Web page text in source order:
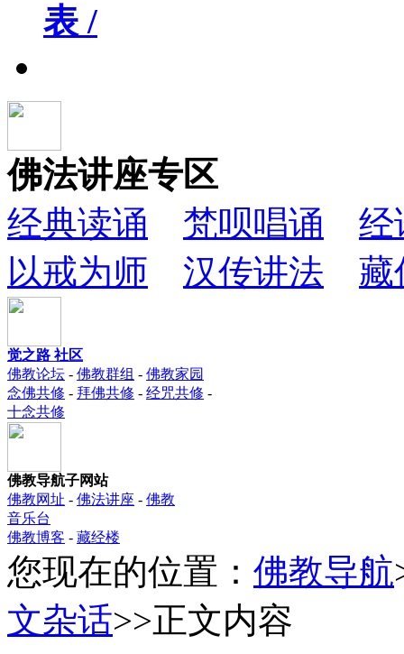
表 /
佛法讲座专区
经典读诵
梵呗唱诵
经
以戒为师
汉传讲法 藏
觉之路 社区
佛教论坛 - 佛教群组 - 佛教家园
念佛共修 - 拜佛共修 - 经咒共修 -
十念共修
佛教导航子网站
佛教网址 - 佛法讲座 - 佛教
音乐台
佛教博客 - 藏经楼
您现在的位置： 佛教导航
文杂话>>正文内容